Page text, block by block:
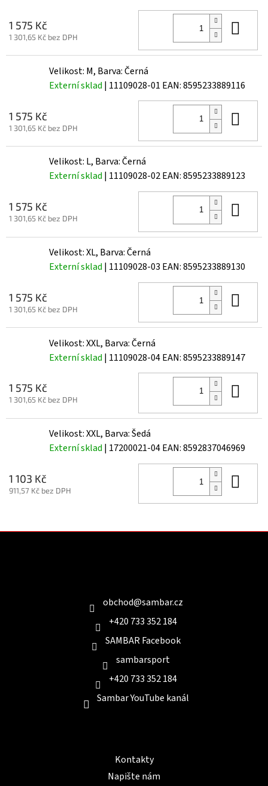
1 575 Kč
1 301,65 Kč bez DPH
Velikost: M, Barva: Černá
Externí sklad | 11109028-01 EAN:8595233889116
1 575 Kč
1 301,65 Kč bez DPH
Velikost: L, Barva: Černá
Externí sklad | 11109028-02EAN:8595233889123
1 575 Kč
1 301,65 Kč bez DPH
Velikost: XL, Barva: Černá
Externí sklad | 11109028-03 EAN:8595233889130
1 575 Kč
1 301,65 Kč bez DPH
Velikost: XXL, Barva: Černá
Externí sklad | 11109028-04EAN:8595233889147
1 575 Kč
1 301,65 Kč bez DPH
Velikost: XXL, Barva: Šedá
Externí sklad | 17200021-04EAN:8592837046969
1 103 Kč
911,57 Kč bez DPH
obchod@sambar.cz
+420 733 352 184
SAMBAR Facebook
sambarsport
+420 733 352 184
Sambar YouTube kanál
Kontakty
Napište nám